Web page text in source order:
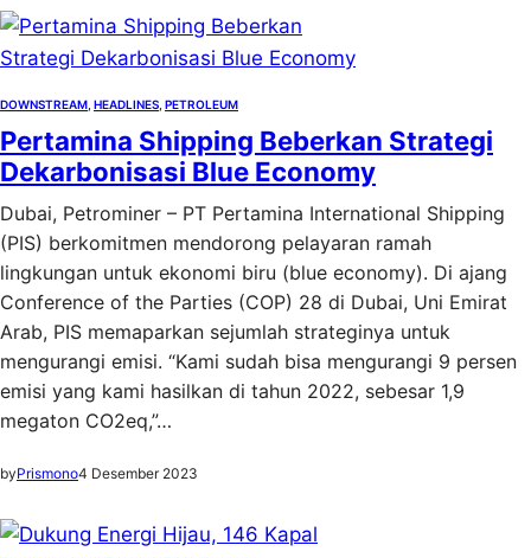
DOWNSTREAM HEADLINES PETROLEUM
Pertamina Shipping Beberkan Strategi
Dekarbonisasi Blue Economy
Dubai, Petrominer – PT Pertamina International Shipping
(PIS) berkomitmen mendorong pelayaran ramah
lingkungan untuk ekonomi biru (blue economy). Di ajang
Conference of the Parties (COP) 28 di Dubai, Uni Emirat
Arab, PIS memaparkan sejumlah strateginya untuk
mengurangi emisi. “Kami sudah bisa mengurangi 9 persen
emisi yang kami hasilkan di tahun 2022, sebesar 1,9
megaton CO2eq,”…
byPrismono4 Desember 2023